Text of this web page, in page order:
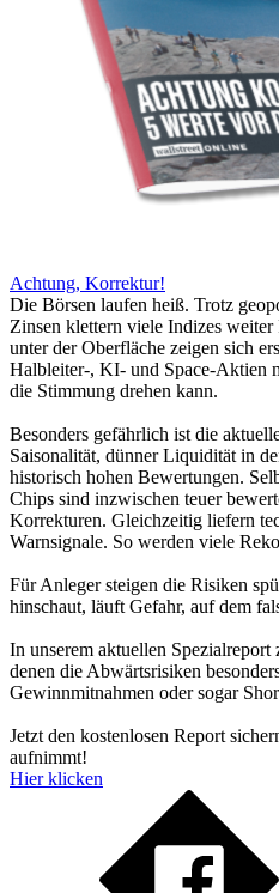
Achtung, Korrektur!
Die Börsen laufen heiß. Trotz
Zinsen klettern viele Indizes
unter der Oberfläche zeigen sich
Halbleiter-, KI- und Space-Aktien
die Stimmung drehen kann.
Besonders gefährlich ist die
Saisonalität, dünner Liquidität in
historisch hohen Bewertungen.
Chips sind inzwischen teuer
Korrekturen. Gleichzeitig liefern
Warnsignale. So werden viele
Für Anleger steigen die Risiken
hinschaut, läuft Gefahr, auf dem
In unserem aktuellen
denen die Abwärtsrisiken
Gewinnmitnahmen oder sogar
Jetzt den kostenlosen Report
aufnimmt!
Hier klicken